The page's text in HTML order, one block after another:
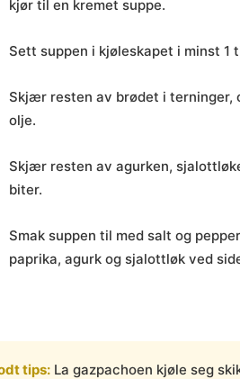
kjør til en kremet suppe.
Sett suppen i kjøleskapet i minst 1
Skjær resten av brødet i terninger,
olje.
Skjær resten av agurken,
biter.
Smak suppen til med salt og
paprika, agurk og sjalottløk ved
tips: La gazpachoen kjøle seg